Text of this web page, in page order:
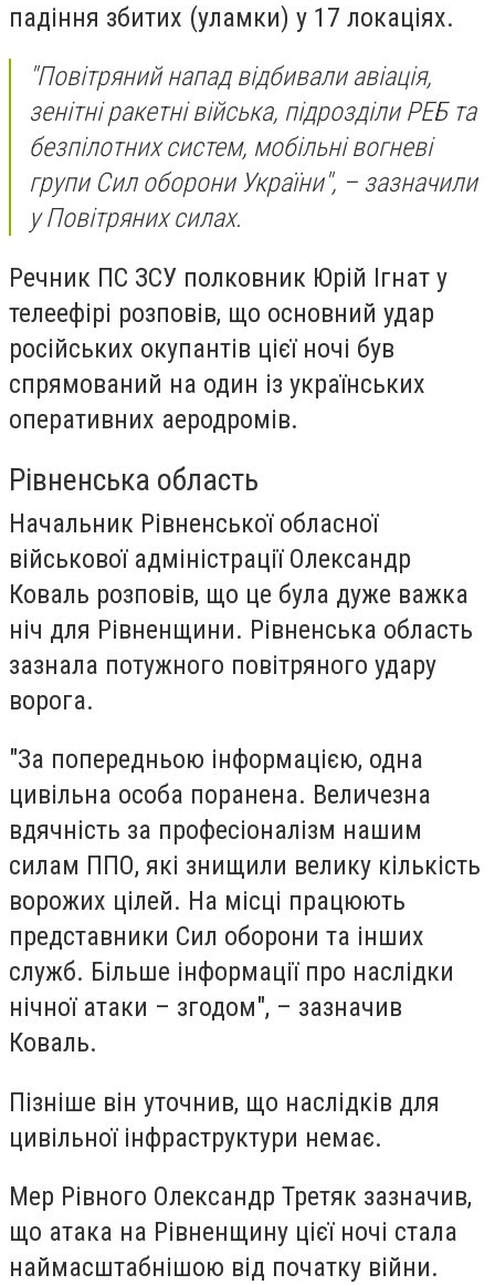
падіння збитих (уламки) у 17 локаціях.
"Повітряний напад відбивали авіація,
зенітні ракетні війська, підрозділи РЕБ та
безпілотних систем, мобільні вогневі
групи Сил оборони України", – зазначили
у Повітряних силах.
Речник ПС ЗСУ полковник Юрій Ігнат у
телеефірі розповів, що основний удар
російських окупантів цієї ночі був
спрямований на один із українських
оперативних аеродромів.
Рівненська область
Начальник Рівненської обласної
військової адміністрації Олександр
Коваль розповів, що це була дуже важка
ніч для Рівненщини. Рівненська область
зазнала потужного повітряного удару
ворога.
"За попередньою інформацією, одна
цивільна особа поранена. Величезна
вдячність за професіоналізм нашим
силам ППО, які знищили велику кількість
ворожих цілей. На місці працюють
представники Сил оборони та інших
служб. Більше інформації про наслідки
нічної атаки – згодом", – зазначив
Коваль.
Пізніше він уточнив, що наслідків для
цивільної інфраструктури немає.
Мер Рівного Олександр Третяк зазначив,
що атака на Рівненщину цієї ночі стала
наймасштабнішою від початку війни.